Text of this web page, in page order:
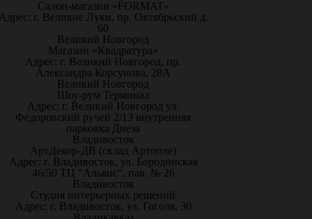
Салон-магазин «FORMAT»
г. Великие Луки, пр. Октябрьский д.
60
Великий Новгород
Магазин «Квадратура»
Адрес: г. Великий Новгород, пр.
Александра Корсунова, 28А
Великий Новгород
Шоу-рум Терминал
Адрес: г. Великий Новгород ул.
Федоровский ручей 2/13 внутренняя
парковка Диеза
Владивосток
АртДекор-ДВ (склад Артполе)
Адрес: г. Владивосток, ул. Бородинская
46/50 ТЦ "Альянс", пав. № 26
Владивосток
Студия интерьерных решений
Адрес: г. Владивосток, ул. Гоголя, 30